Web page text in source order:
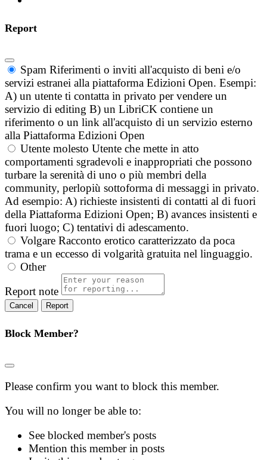
Report
Spam Riferimenti o inviti all'acquisto di beni e/o
servizi estranei alla piattaforma Edizioni Open. Esempi:
A) un utente ti contatta in privato per vendere un
servizio di editing B) un LibriCK contiene un
riferimento o un link all'acquisto di un servizio esterno
alla Piattaforma Edizioni Open
Utente molesto Utente che mette in atto
comportamenti sgradevoli e inappropriati che possono
turbare la serenità di uno o più membri della
community, perlopiù sottoforma di messaggi in privato.
Ad esempio: A) richieste insistenti di contatti al di fuori
della Piattaforma Edizioni Open; B) avances insistenti e
fuori luogo; C) tentativi di adescamento.
Volgare Racconto erotico caratterizzato da poca
trama e un eccesso di volgarità gratuita nel linguaggio.
Other
Report note
Report
Block Member?
Please confirm you want to block this member.
You will no longer be able to:
See blocked member's posts
Mention this member in posts